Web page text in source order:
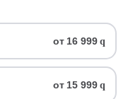
от 16 999 q
от 15 999 q